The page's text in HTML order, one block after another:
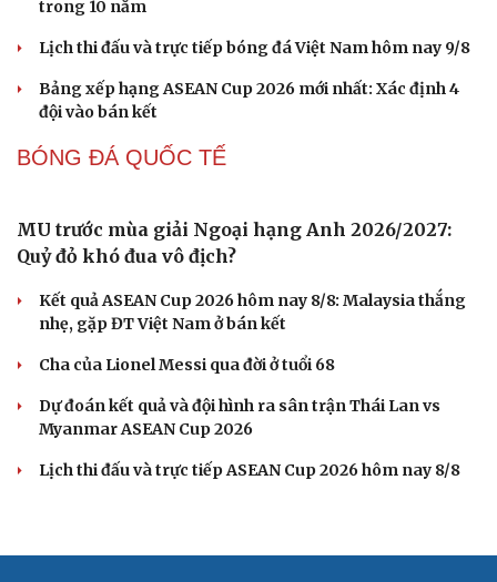
BÓNG ĐÁ VIỆT NAM
Đình Bắc có cơ hội lớn giành danh hiệu vua phá
Chuyển nhượng V-League hôm nay 9/8: Cầu thủ dự U20
World Cup gia nhập Bắc Ninh
ĐT Việt Nam giữ thành tích bất bại khi gặp ĐT Malaysia
trong 10 năm